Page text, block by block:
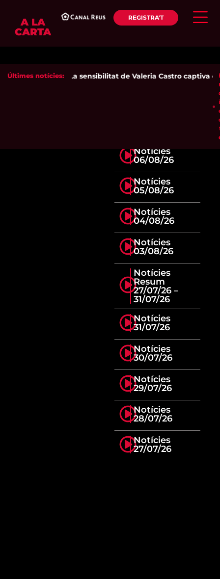
A LA
CARTA
REGISTRA'T
Últimes notícies: La sensibilitat de Valeria Castro captiva
Notícies
06/08/26
Notícies
05/08/26
Notícies
04/08/26
Notícies
03/08/26
Notícies
Resum
27/07/26 –
31/07/26
Notícies
31/07/26
Notícies
30/07/26
Notícies
29/07/26
Notícies
28/07/26
Notícies
27/07/26